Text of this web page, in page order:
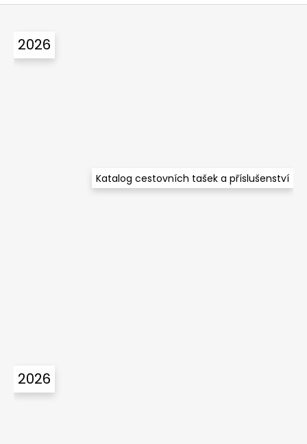
Z
2026
Katalog cestovních tašek a příslušenství
2026